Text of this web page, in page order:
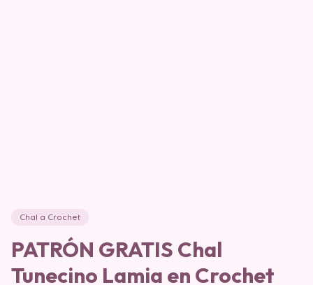
Chal a Crochet
PATRÓN GRATIS Chal
Tunecino Lamia en Crochet